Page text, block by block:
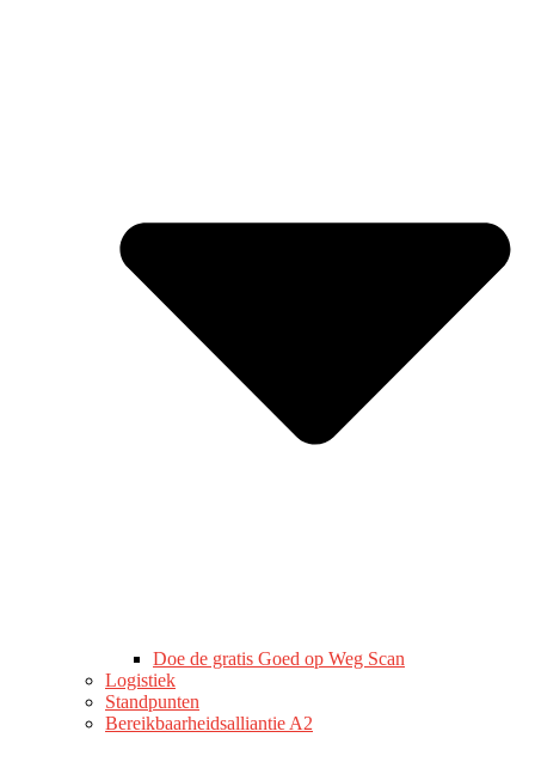
Doe de gratis Goed op Weg Scan
Logistiek
Standpunten
Bereikbaarheidsalliantie A2